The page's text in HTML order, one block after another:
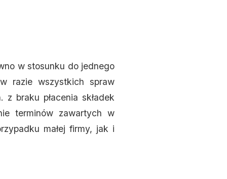
w stosunku do jednego
razie wszystkich spraw
braku płacenia składek
terminów zawartych w
małej firmy, jak i